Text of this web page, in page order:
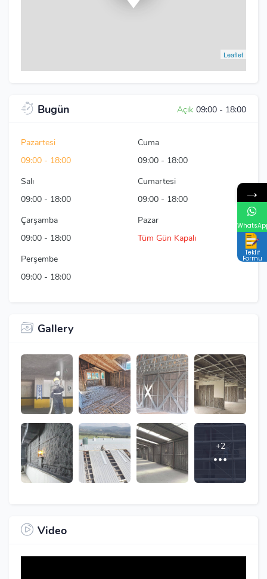
Leaflet
Bugün Açık 09:00 - 18:00
Pazartesi
09:00 - 18:00
Salı
09:00 - 18:00
Çarşamba
09:00 - 18:00
Perşembe
09:00 - 18:00
Cuma
09:00 - 18:00
Cumartesi
09:00 - 18:00
Pazar
Tüm Gün Kapalı
Gallery
+2
Video
→
Teklif
Formu